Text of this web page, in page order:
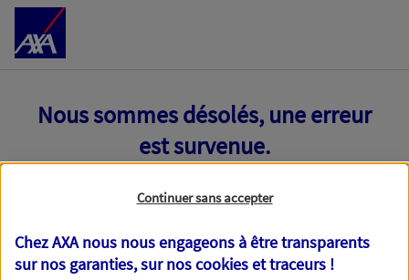
Accéder au Contenu
Nous sommes désolés, une erreur
est survenue.
Continuer sans accepter
Chez AXA nous nous engageons à être transparents
sur nos garanties, sur noscookies et traceurs !